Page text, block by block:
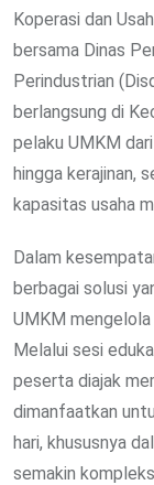
Koperasi dan
bersama Dinas
Perindustrian
berlangsung di
pelaku UMKM
hingga kerajinan,
kapasitas usaha
Dalam
berbagai solusi
UMKM
Melalui sesi
peserta diajak
dimanfaatkan
hari, khususnya
semakin